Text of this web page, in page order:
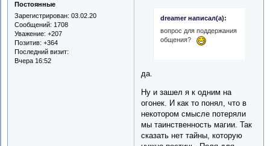
Постоянные
Зарегистрирован: 03.02.20
Сообщений: 1708
Уважение: +207
Позитив: +364
Последний визит:
Вчера 16:52
dreamer написал(а):
вопрос для поддержания
общения?
да.
Ну и зашел я к одним на
огонек. И как то понял, что в
некотором смысле потеряли
мы таинственность магии. Так
сказать нет тайны, которую